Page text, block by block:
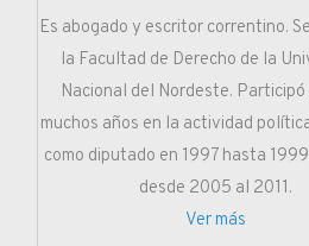
Es abogado y escritor correntino.
la Facultad de Derecho de la
Nacional del Nordeste.
muchos años en la actividad
como diputado en 1997 hasta
desde 2005 al 2011.
Ver más